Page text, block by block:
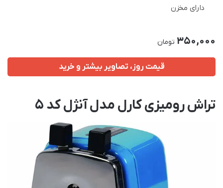
دارای مخزن
350,000 تومان
قیمت روز، تصاویر بیشتر و خرید
تراش رومیزی کارل مدل آنژل کد 5